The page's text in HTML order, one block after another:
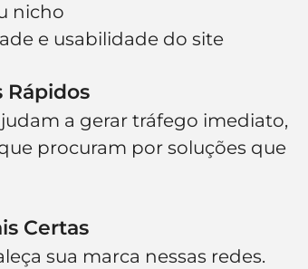
nicho
e usabilidade do site
Rápidos
a gerar tráfego imediato,
procuram por soluções que
Certas
sua marca nessas redes.